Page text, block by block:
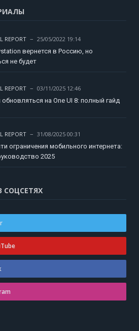
REPORT
25/05/2022 19:14
вернется в Россию, но
не будет
REPORT
03/11/2025 12:46
на One UI 8: полный гайд
REPORT
31/08/2025 00:31
ограничения мобильного интернета:
2025
СОЦСЕТЯХ